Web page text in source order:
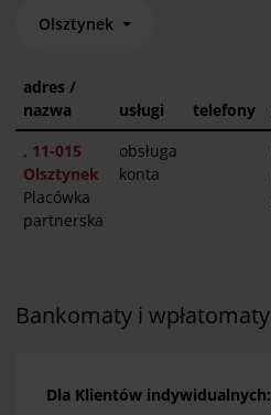
Olsztynek
adres /
nazwa
usługi telefony
, 11-015
Olsztynek
Placówka
partnerska
obsługa
konta
Bankomaty i wpłatomaty
Dla Klientów indywidualnych: